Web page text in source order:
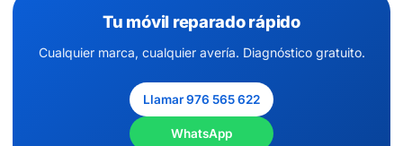
Tu móvil reparado rápido
Cualquier marca, cualquier avería. Diagnóstico gratuito.
Llamar 976 565 622
WhatsApp